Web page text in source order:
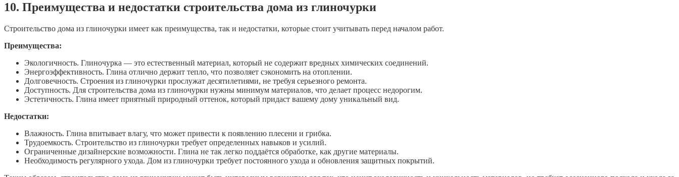
10. Преимущества и недостатки строительства дома из глиночурки
Строительство дома из глиночурки имеет как преимущества, так и недостатки, которые стоит учитывать перед началом работ.
Преимущества:
Экологичность. Глиночурка — это естественный материал, который не содержит вредных химических соединений.
Энергоэффективность. Глина отлично держит тепло, что позволяет сэкономить на отоплении.
Долговечность. Строения из глиночурки прослужат десятилетиями, не требуя серьезного ремонта.
Доступность. Для строительства дома из глиночурки нужны минимум материалов, что делает процесс недорогим.
Эстетичность. Глина имеет приятный природный оттенок, который придаст вашему дому уникальный вид.
Недостатки:
Влажность. Глина впитывает влагу, что может привести к появлению плесени и грибка.
Трудоемкость. Строительство из глиночурки требует определенных навыков и усилий.
Ограниченные дизайнерские возможности. Глина не так легко поддаётся обработке, как другие материалы.
Необходимость регулярного ухода. Дом из глиночурки требует постоянного ухода и обновления защитных покрытий.